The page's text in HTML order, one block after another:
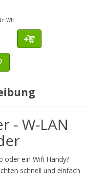
WH
- W-LAN
oder ein Wifi Handy?
schnell und einfach